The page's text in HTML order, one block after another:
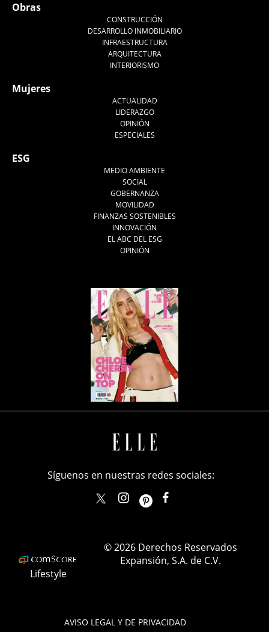
Obras
CONSTRUCCIÓN
DESARROLLO INMOBILIARIO
INFRAESTRUCTURA
ARQUITECTURA
INTERIORISMO
Mujeres
ACTUALIDAD
LIDERAZGO
OPINIÓN
ESPECIALES
ESG
MEDIO AMBIENTE
SOCIAL
GOBERNANZA
MOVILIDAD
FINANZAS SOSTENIBLES
INNOVACIÓN
EL ABC DEL ESG
OPINIÓN
AVISO LEGAL Y DE PRIVACIDAD
Síguenos en nuestras redes sociales:
elle_mexicoellemexico
Lifestyle
© 2026 Derechos Reservados
Expansión, S.A. de C.V.